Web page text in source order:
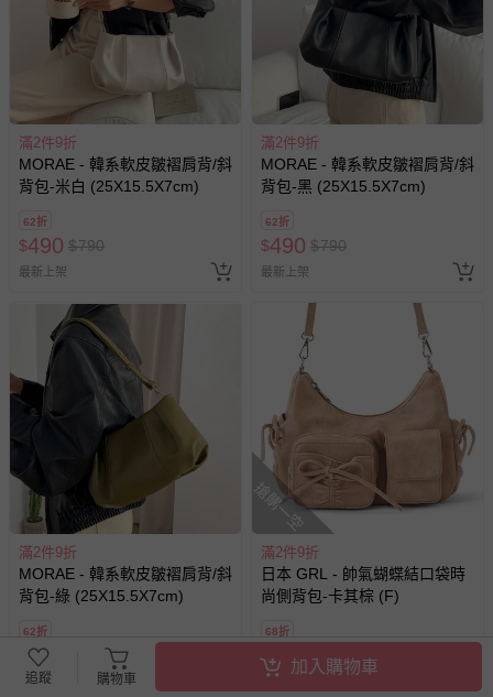
滿2件9折
MORAE - 韓系軟皮皺褶肩背/斜
背包-米白 (25X15.5X7cm)
62折
$490 $790
最新上架
滿2件9折
MORAE - 韓系軟皮皺褶肩背/斜
背包-黑 (25X15.5X7cm)
62折
$490 $790
最新上架
滿2件9折
MORAE - 韓系軟皮皺褶肩背/斜
背包-綠 (25X15.5X7cm)
62折
490
最新上架
搶購一空
滿2件9折
日本 GRL - 帥氣蝴蝶結口袋時
尚側背包-卡其棕 (F)
68折
$ 970 $ 1427
追蹤 購物車
加入購物車